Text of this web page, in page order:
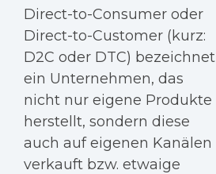
Direct-to-Consumer oder
Direct-to-Customer (kurz:
D2C oder DTC) bezeichnet
ein Unternehmen, das
nicht nur eigene Produkte
herstellt, sondern diese
auch auf eigenen Kanälen
verkauft bzw. etwaige